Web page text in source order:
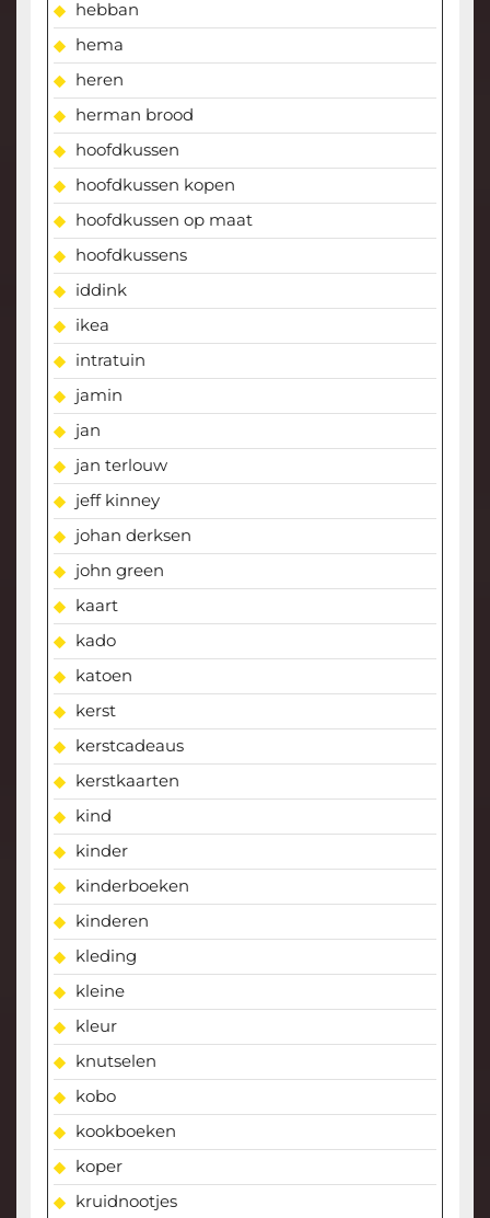
hebban
hema
heren
herman brood
hoofdkussen
hoofdkussen kopen
hoofdkussen op maat
hoofdkussens
iddink
ikea
intratuin
jamin
jan
jan terlouw
jeff kinney
johan derksen
john green
kaart
kado
katoen
kerst
kerstcadeaus
kerstkaarten
kind
kinder
kinderboeken
kinderen
kleding
kleine
kleur
knutselen
kobo
kookboeken
koper
kruidnootjes